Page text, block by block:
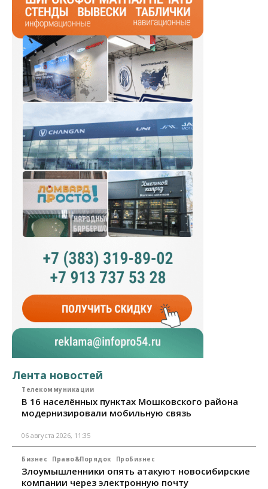
Лента новостей
Телекоммуникации
В 16 населённых пунктах Мошковского района
модернизировали мобильную связь
06 августа 2026, 11:35
Бизнес Право&Порядок ПроБизнес
Злоумышленники опять атакуют новосибирские
компании через электронную почту